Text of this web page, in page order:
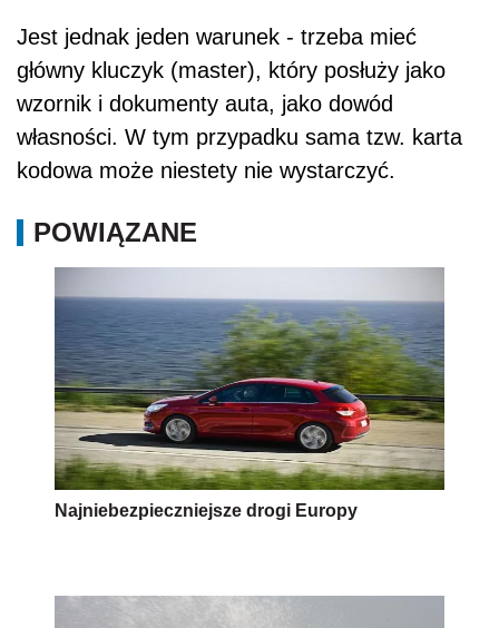
Jest jednak jeden warunek - trzeba mieć
główny kluczyk (master), który posłuży jako
wzornik i dokumenty auta, jako dowód
własności. W tym przypadku sama tzw. karta
kodowa może niestety nie wystarczyć.
POWIĄZANE
Najniebezpieczniejsze drogi Europy